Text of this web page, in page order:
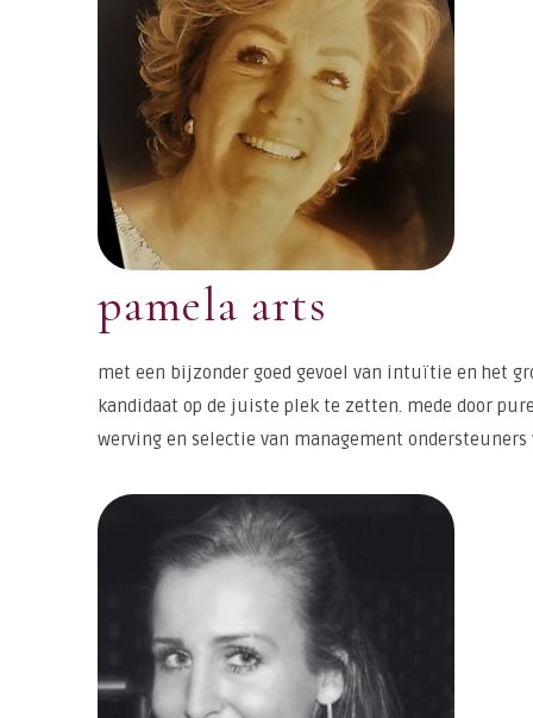
pamela arts
met een bijzonder goed gevoel van intuïtie en het
kandidaat op de juiste plek te zetten. mede door
werving en selectie van management